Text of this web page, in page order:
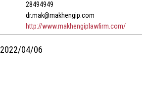
28494949
dr.mak@makhengip.com
http://www.makhengiplawfirm.com/
2022/04/06